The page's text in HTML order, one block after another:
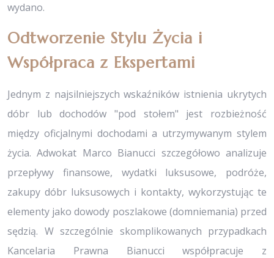
wydano.
Odtworzenie Stylu Życia i
Współpraca z Ekspertami
Jednym z najsilniejszych wskaźników istnienia ukrytych
dóbr lub dochodów "pod stołem" jest rozbieżność
między oficjalnymi dochodami a utrzymywanym stylem
życia. Adwokat Marco Bianucci szczegółowo analizuje
przepływy finansowe, wydatki luksusowe, podróże,
zakupy dóbr luksusowych i kontakty, wykorzystując te
elementy jako dowody poszlakowe (domniemania) przed
sędzią. W szczególnie skomplikowanych przypadkach
Kancelaria Prawna Bianucci współpracuje z